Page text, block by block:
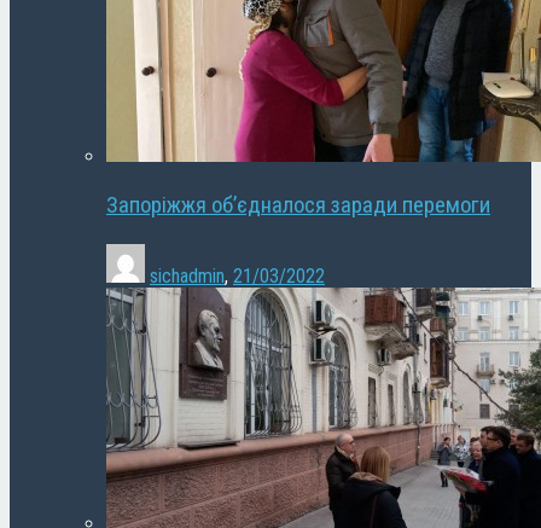
Запоріжжя об’єдналося заради перемоги
sichadmin, 21/03/2022